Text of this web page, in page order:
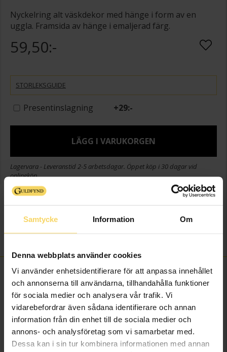
Samtycke Information Om
Denna webbplats använder cookies
Vi använder enhetsidentifierare för att anpassa innehållet
och annonserna till användarna, tillhandahålla funktioner
för sociala medier och analysera vår trafik. Vi
vidarebefordrar även sådana identifierare och annan
information från din enhet till de sociala medier och
annons- och analysföretag som vi samarbetar med.
Dessa kan i sin tur kombinera informationen med annan
Nyckelring alt väskdekor med hänge i form av en
uggla. Framsida av hänge i emaljerad färg.
59,50:-
STORLEKSGUIDE
Presentinslagning +29:-
LÄGG I VARUKORGEN
Lagervara - Leveranstid 2-5 arbetsdagar. Öppet köp i 30 dagar vid
onlineköp.
Info
Varumärke
Guldfynd
FINNS OCKSÅ SOM
Rosa Bandet